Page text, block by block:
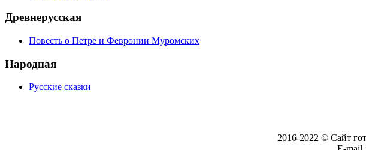
Древнерусская
Повесть о Петре и Февронии Муромских
Народная
Русские сказки
2016-2022 © Сайт